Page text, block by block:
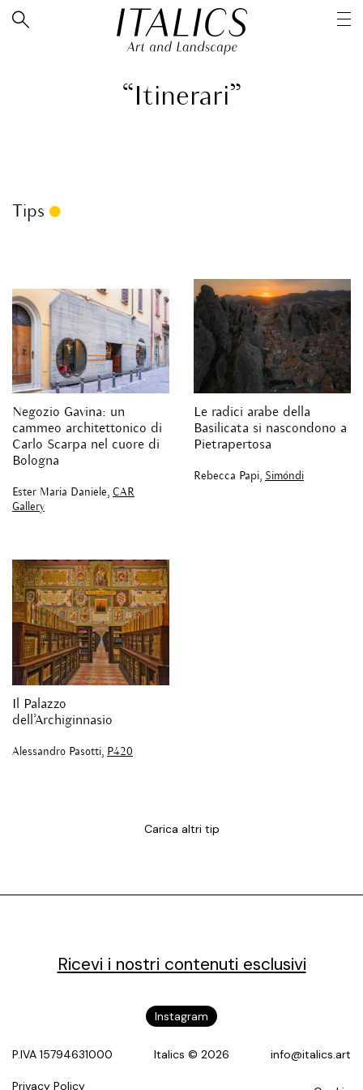
“Itinerari”
Tips
Negozio Gavina: un
cammeo architettonico di
Carlo Scarpa nel cuore di
Bologna
Ester Maria Daniele, CAR
Gallery
Le radici arabe della
Basilicata si nascondono a
Pietrapertosa
Rebecca Papi, Simóndi
Il Palazzo
dell’Archiginnasio
Alessandro Pasotti, P420
Carica altri tip
Ricevi i nostri contenuti esclusivi
Instagram
P.IVA 15794631000 Italics © 2026 info@italics.art
Privacy Policy